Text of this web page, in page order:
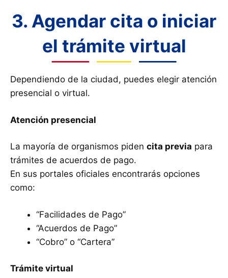
3. Agendar cita o iniciar
el trámite virtual
Dependiendo de la ciudad, puedes elegir atención
presencial o virtual.
Atención presencial
La mayoría de organismos piden cita previa para
trámites de acuerdos de pago.
En sus portales oficiales encontrarás opciones
como:
“Facilidades de Pago”
“Acuerdos de Pago”
“Cobro” o “Cartera”
Trámite virtual